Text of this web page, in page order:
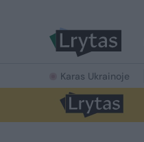
Karas Ukrainoje